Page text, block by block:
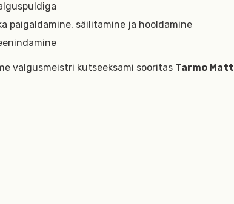
paigaldamine, säilitamine ja hooldamine
valgusmeistri kutseeksami sooritas Tarmo Matt